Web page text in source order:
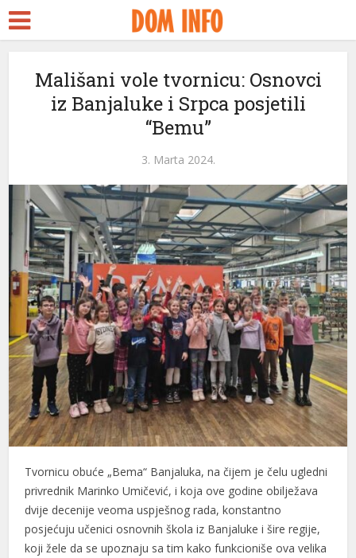
Mališani vole tvornicu: Osnovci
iz Banjaluke i Srpca posjetili
“Bemu”
3. Marta 2024.
Tvornicu obuće „Bema“ Banjaluka, na čijem je čelu ugledni
privrednik Marinko Umičević, i koja ove godine obilježava
dvije decenije veoma uspješnog rada, konstantno
posjećuju učenici osnovnih škola iz Banjaluke i šire regije,
koji žele da se upoznaju sa tim kako funkcioniše ova velika